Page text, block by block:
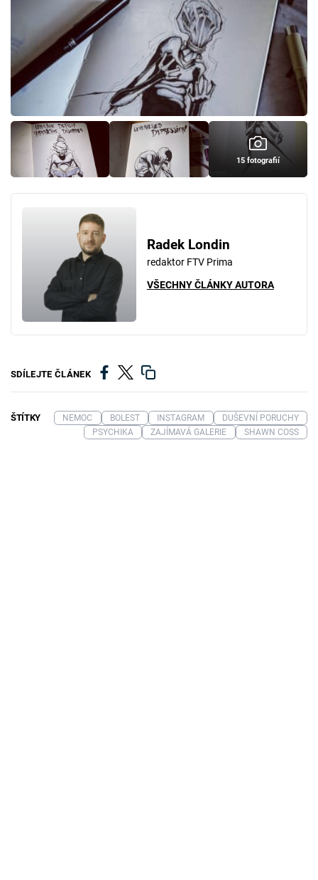
15 fotografií
Radek Londin
redaktor FTV Prima
VŠECHNY ČLÁNKY AUTORA
SDÍLEJTE ČLÁNEK
ŠTÍTKY NEMOC BOLEST INSTAGRAM
DUŠEVNÍ PORUCHY
PSYCHIKA
ZAJÍMAVÁ GALERIE SHAWN COSS